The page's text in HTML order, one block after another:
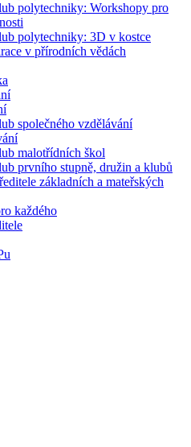
polytechniky: Workshopy pro
polytechniky: 3D v kostce
v přírodních vědách
společného vzdělávání
malotřídních škol
prvního stupně, družin a klubů
základních a mateřských
každého